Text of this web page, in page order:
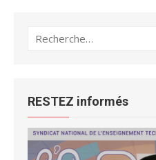
Recherche
RESTEZ informés